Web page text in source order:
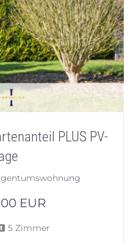
PLUS PV-
EUR
5 Zimmer